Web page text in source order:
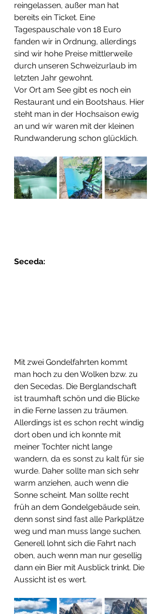
reingelassen, außer man hat
bereits ein Ticket. Eine
Tagespauschale von 18 Euro
fanden wir in Ordnung, allerdings
sind wir hohe Preise mittlerweile
durch unseren Schweizurlaub im
letzten Jahr gewohnt.
Vor Ort am See gibt es noch ein
Restaurant und ein Bootshaus. Hier
steht man in der Hochsaison ewig
an und wir waren mit der kleinen
Rundwanderung schon glücklich.
Seceda:
Mit zwei Gondelfahrten kommt
man hoch zu den Wolken bzw. zu
den Secedas. Die Berglandschaft
ist traumhaft schön und die Blicke
in die Ferne lassen zu träumen.
Allerdings ist es schon recht windig
dort oben und ich konnte mit
meiner Tochter nicht lange
wandern, da es sonst zu kalt für sie
wurde. Daher sollte man sich sehr
warm anziehen, auch wenn die
Sonne scheint. Man sollte recht
früh an dem Gondelgebäude sein,
denn sonst sind fast alle Parkplätze
weg und man muss lange suchen.
Generell lohnt sich die Fahrt nach
oben, auch wenn man nur gesellig
dann ein Bier mit Ausblick trinkt. Die
Aussicht ist es wert.